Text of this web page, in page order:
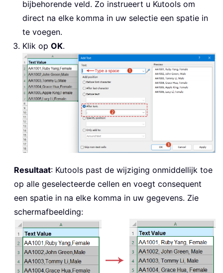
bijbehorende veld. Zo instrueert u Kutools om
direct na elke komma in uw selectie een spatie in
te voegen.
Klik op OK.
Resultaat: Kutools past de wijziging onmiddellijk toe
op alle geselecteerde cellen en voegt consequent
een spatie in na elke komma in uw gegevens. Zie
schermafbeelding: